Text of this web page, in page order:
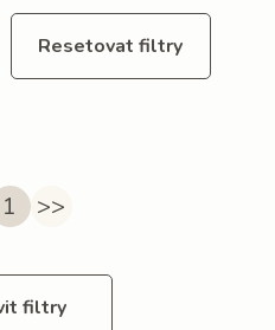
Resetovat filtry
1 >>
filtry